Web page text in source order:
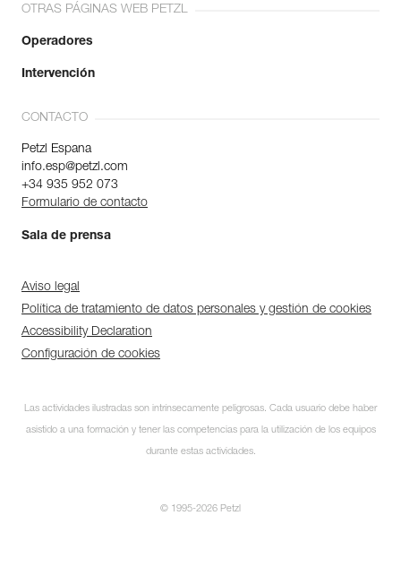
OTRAS PÁGINAS WEB PETZL
Operadores
Intervención
CONTACTO
Petzl Espana
info.esp@petzl.com
+34 935 952 073
Formulario de contacto
Sala de prensa
Aviso legal
Política de tratamiento de datos personales y gestión de cookies
Accessibility Declaration
Configuración de cookies
Las actividades ilustradas son intrínsecamente peligrosas. Cada usuario debe haber
asistido a una formación y tener las competencias para la utilización de los equipos
durante estas actividades.
© 1995-2026 Petzl